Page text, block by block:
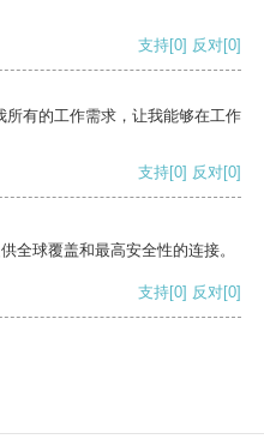
支持[0] 反对[0]
有的工作需求，让我能够在工作
支持[0] 反对[0]
全球覆盖和最高安全性的连接。
支持[0] 反对[0]